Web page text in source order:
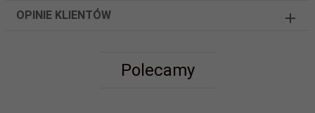
OPINIE KLIENTÓW
Polecamy